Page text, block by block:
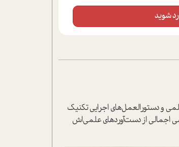
شوید
و دستورالعمل‌های اجرایی تکنیک
اجمالی از دست‌آوردهای علمی‌اش